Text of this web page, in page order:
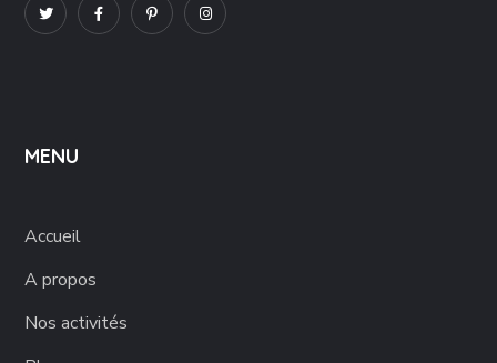
MENU
Accueil
A propos
Nos activités